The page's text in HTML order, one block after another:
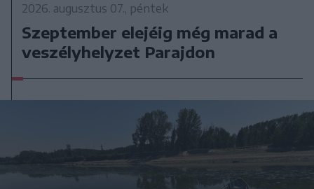
2026. augusztus 07., péntek
Szeptember elejéig még marad a
veszélyhelyzet Parajdon